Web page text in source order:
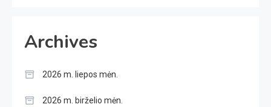
Archives
2026 m. liepos mėn.
2026 m. birželio mėn.